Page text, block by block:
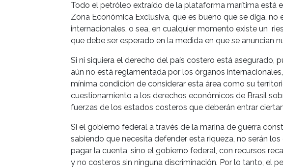
Todo el petróleo extraído de la plataforma marítima está
Zona Económica Exclusiva, que es bueno que se diga,
internacionales, o sea, en cualquier momento existe un
que debe ser esperado en la medida en que se anuncian
Si ni siquiera el derecho del país costero está asegurado,
aún no está reglamentada por los órganos
mínima condición de considerar esta área como su
cuestionamiento a los derechos económicos de Brasil
fuerzas de los estados costeros que deberán entrar
Si el gobierno federal a través de la marina de guerra
sabiendo que necesita defender esta riqueza, no serán
pagar la cuenta, sino el gobierno federal, con recursos
y no costeros sin ninguna discriminación. Por lo tanto, el